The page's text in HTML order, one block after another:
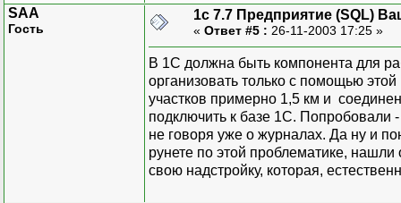
SAA
Гость
1с 7.7 Предприятие (SQL)
« Ответ #5 : 26-11-2003 17:25 »
В 1С должна быть компонента для
организовать только с помощью
участков примерно 1,5 км и
подключить к базе 1С. Попробовали
не говоря уже о журналах. Да ну и
рунете по этой проблематике,
свою надстройку, которая,